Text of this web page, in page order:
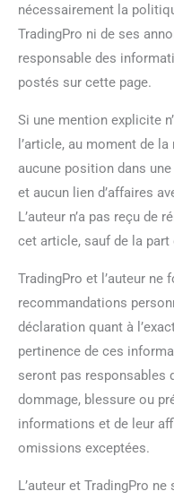
nécessairement la
TradingPro ni de ses
responsable des
postés sur cette page.
Si une mention explicite
l’article, au moment de la
aucune position dans
et aucun lien d’affaires
L’auteur n’a pas reçu de
cet article, sauf de la part
TradingPro et l’auteur ne
recommandations
déclaration quant à
pertinence de ces
seront pas responsables
dommage, blessure ou
informations et de leur
omissions exceptées.
L’auteur et TradingPro